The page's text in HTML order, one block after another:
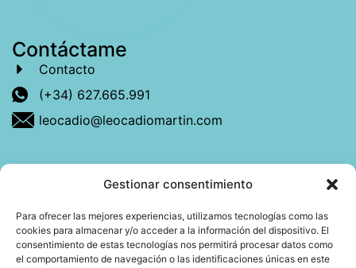
Gestionar consentimiento
Para ofrecer las mejores experiencias, utilizamos tecnologías como las
cookies para almacenar y/o acceder a la información del dispositivo. El
consentimiento de estas tecnologías nos permitirá procesar datos como
el comportamiento de navegación o las identificaciones únicas en este
Contáctame
Contacto
(+34) 627.665.991
leocadio@leocadiomartin.com
Descubre más sobre mí
Mi libro: La felicidad: qué ayuda y qué no.